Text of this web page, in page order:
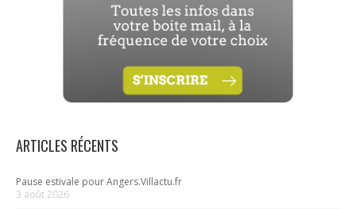
ARTICLES RÉCENTS
Pause estivale pour Angers.Villactu.fr
3 août 2026